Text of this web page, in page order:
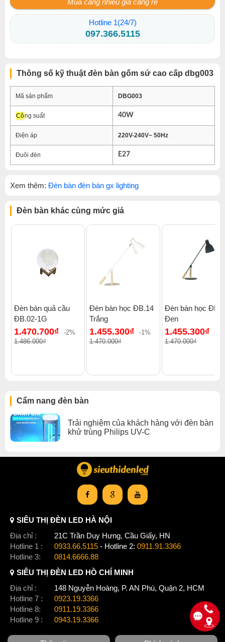
Mua càng nhiều giá càng rẻ
Hotline 1(24/7)
097.366.5115
Thông số kỹ thuật đèn bàn gốm sứ cao cấp dbg003
Mã sản phẩm DBG003
Công suất 40W
Điện áp 220V-240V~ 50Hz
Đuôi đèn E27
Xem thêm: Đèn bàn đèn bàn gx lighting
Đèn bàn khác cùng mức giá
Đèn bàn quả cầu
ĐB.02-1G
1.470.700₫
-2%
1.486.000₫
Đèn bàn học ĐB.14
Trắng
1.455.300₫
-1%
1.470.000₫
Đèn bàn học
Đen
1.455.300₫
-
1.470.000₫
Cẩm nang đèn bàn
Trải nghiệm của khách hàng với đèn bàn
khử trùng Philips UV-C
SIÊU THỊ ĐÈN LED HÀ NỘI
Địa chỉ :
21C Trần Duy Hưng, Cầu Giấy, HN
Hotline 1 :
0933.66.5115 - Hotline 2: 0911.91.3366
Hotline 3:
0814.6666.88
SIÊU THỊ ĐÈN LED HỒ CHÍ MINH
Địa chỉ :
148 Nguyễn Hoàng, P. AN Phú, Quận 2, HCM
Hotline 7 :
0923.19.3366
Hotline 8:
0911.19.3366
Hotline 9 :
0943.19.3366